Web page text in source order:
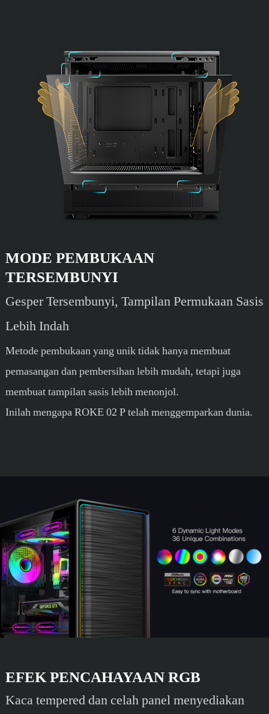
MODE PEMBUKAAN
TERSEMBUNYI
Gesper Tersembunyi, Tampilan Permukaan Sasis
Lebih Indah
Metode pembukaan yang unik tidak hanya membuat
pemasangan dan pembersihan lebih mudah, tetapi juga
membuat tampilan sasis lebih menonjol.
Inilah mengapa ROKE 02 P telah menggemparkan dunia.
EFEK PENCAHAYAAN RGB
Kaca tempered dan celah panel menyediakan